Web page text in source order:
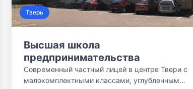
Тверь
Высшая школа
предпринимательства
Современный частный лицей в центре Твери с
малокомплектными классами, углубленным